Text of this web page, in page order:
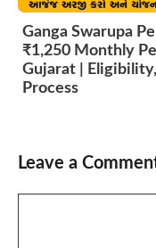
Ganga Swarupa
₹1,250 Monthly
Gujarat |
Process
Leave a